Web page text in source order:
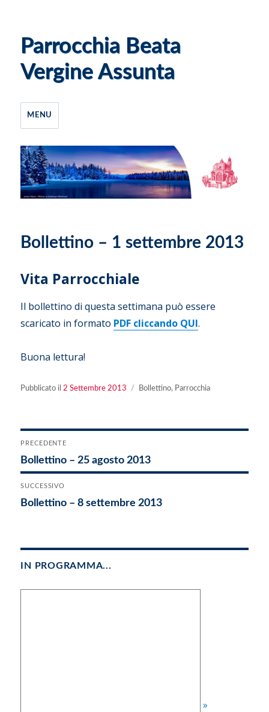
Parrocchia Beata
Vergine Assunta
MENU
Bollettino – 1 settembre 2013
Vita Parrocchiale
Il bollettino di questa settimana può essere
scaricato in formato PDF cliccando QUI.
Buona lettura!
Pubblicato ilPubblicato
2 Settembre 2013 Categorie
Bollettino, Parrocchia
Navigazione
articoli
PRECEDENTE
Articolo
precedente:
Bollettino – 25 agosto 2013
SUCCESSIVO
Articolo
Bollettino – 8 settembre 2013
IN PROGRAMMA...
»